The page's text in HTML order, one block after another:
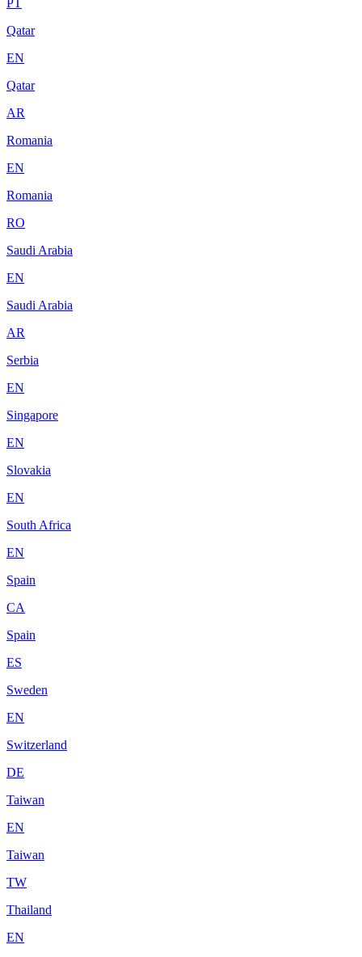
Qatar
EN
Qatar
AR
Romania
EN
Romania
RO
Saudi Arabia
EN
Saudi Arabia
AR
Serbia
EN
Singapore
EN
Slovakia
EN
South Africa
EN
Spain
CA
Spain
ES
Sweden
EN
Switzerland
DE
Taiwan
EN
Taiwan
TW
Thailand
EN